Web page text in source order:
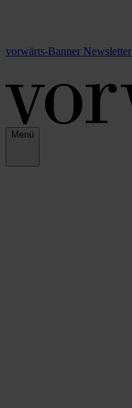
vorwärts-Banner Newsletter
Menü